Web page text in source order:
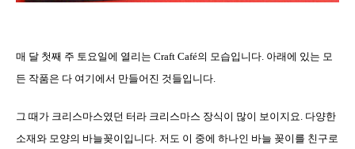
매 달 첫째 주 토요일에 열리는 Craft Café의 모습입니다. 아래에 있는 모
든 작품은 다 여기에서 만들어진 것들입니다.
그 때가 크리스마스였던 터라 크리스마스 장식이 많이 보이지요. 다양한
소재와 모양의 바늘꽂이입니다. 저도 이 중에 하나인 바늘 꽂이를 친구로